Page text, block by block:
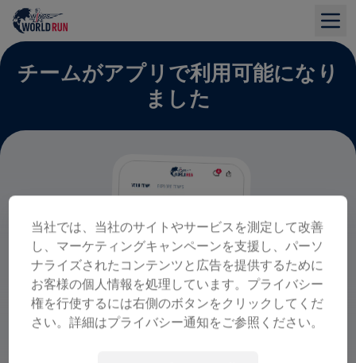
チームがアプリで利用可能になり
ました
当社では、当社のサイトやサービスを測定して改善
し、マーケティングキャンペーンを支援し、パーソ
ナライズされたコンテンツと広告を提供するために
お客様の個人情報を処理しています。プライバシー
権を行使するには右側のボタンをクリックしてくだ
さい。詳細はプライバシー通知をご参照ください。